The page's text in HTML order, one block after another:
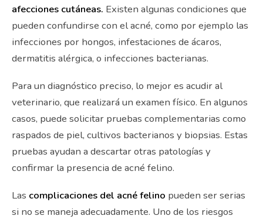
afecciones cutáneas. Existen algunas condiciones que
pueden confundirse con el acné, como por ejemplo las
infecciones por hongos, infestaciones de ácaros,
dermatitis alérgica, o infecciones bacterianas.
Para un diagnóstico preciso, lo mejor es acudir al
veterinario, que realizará un examen físico. En algunos
casos, puede solicitar pruebas complementarias como
raspados de piel, cultivos bacterianos y biopsias. Estas
pruebas ayudan a descartar otras patologías y
confirmar la presencia de acné felino.
Las complicaciones del acné felino pueden ser serias
si no se maneja adecuadamente. Uno de los riesgos